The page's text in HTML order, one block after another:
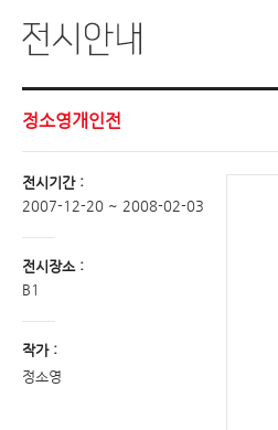
정소영개인전
전시기간 :
2007-12-20 ~ 2008-02-03
전시장소 :
B1
작가 :
정소영